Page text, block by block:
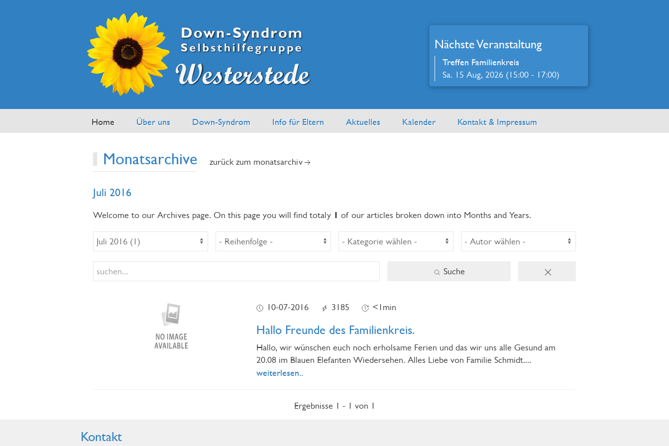
Nächste Veranstaltung
Treffen Familienkreis
Sa. 15 Aug, 2026 (15:00 - 17:00)
Home Über uns Down-Syndrom Info für Eltern Aktuelles Kalender Kontakt & Impressum
Monatsarchive zurück zum monatsarchiv
Juli 2016
Welcome to our Archives page. On this page you will find totaly 1 of our articles broken down into Months and Years.
Suche
10-07-2016 3185 <1min
Hallo Freunde des Familienkreis.
Hallo, wir wünschen euch noch erholsame Ferien und das wir uns alle Gesund am
20.08 im Blauen Elefanten Wiedersehen. Alles Liebe von Familie Schmidt....
weiterlesen..
Ergebnisse 1 - 1 von 1
Kontakt